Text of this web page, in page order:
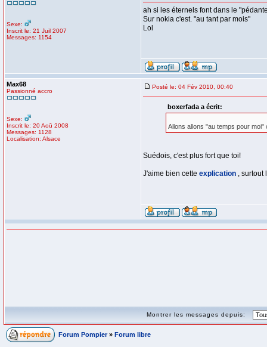
Sexe:
Inscrit le: 21 Juil 2007
Messages: 1154
ah si les éternels font dans le
Sur nokia c'est. "au tant par mois"
Lol
Max68
Passionné accro
Sexe:
Inscrit le: 20 Aoû 2008
Messages: 1128
Localisation: Alsace
Posté le: 04 Fév 2010, 00:40
boxerfada a écrit:
Allons allons "au temps pour moi"
Suédois, c'est plus fort que toi!
J'aime bien cette explication , surtout
Montrer les messages depuis:
Forum Pompier » Forum libre